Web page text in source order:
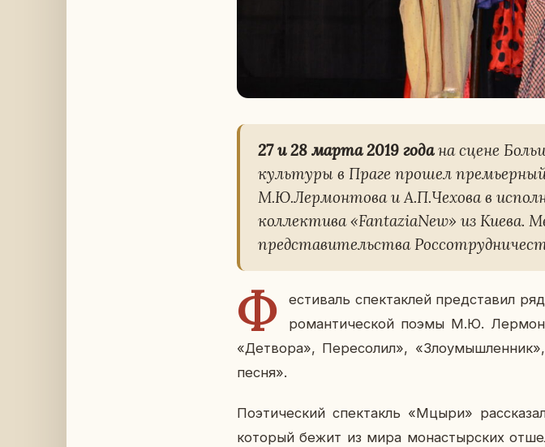
27 и 28 марта 2019 годана сцене
куль­ту­ры в Праге прошел
М.Ю.Лер­мон­то­ва и А.П.Чехова в
кол­лек­ти­ва«FantaziaNew» из Киева.
пред­ста­ви­тель­ства
Ф
е­сти­валь спек­так­лей пред­ста­вил
ро­ман­ти­че­ской поэмы М.Ю.
«Де­тво­ра», Пе­ре­со­лил»,
песня».
По­э­ти­че­ский спек­такль «Мцыри»
ко­то­рый бежит из мира мо­на­стыр­ских